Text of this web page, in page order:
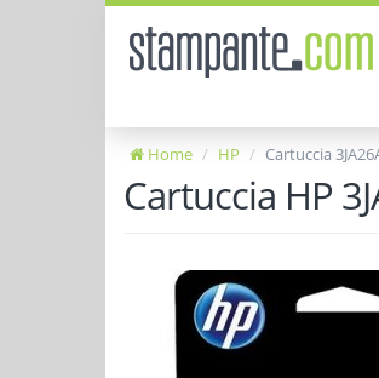
Home HP Cartuccia
Cartuccia HP